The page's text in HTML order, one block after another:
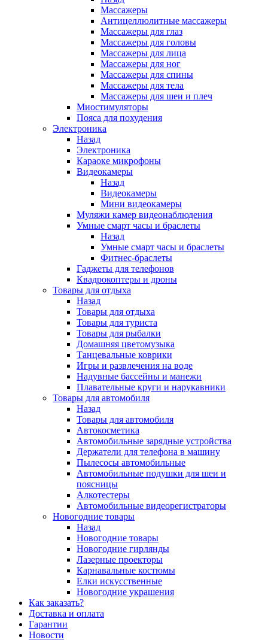
Массажеры
Антицеллюлитные массажеры
Массажеры для глаз
Массажеры для головы
Массажеры для лица
Массажеры для ног
Массажеры для спины
Массажеры для тела
Массажеры для шеи и плеч
Миостимуляторы
Пояса для похудения
Электроника
Назад
Электроника
Караоке микрофоны
Видеокамеры
Назад
Видеокамеры
Мини видеокамеры
Муляжи камер видеонаблюдения
Умные смарт часы и браслеты
Назад
Умные смарт часы и браслеты
Фитнес-браслеты
Гаджеты для телефонов
Квадрокоптеры и дроны
Товары для отдыха
Назад
Товары для отдыха
Товары для туриста
Товары для рыбалки
Домашняя цветомузыка
Танцевальные коврики
Игры и развлечения на воде
Надувные бассейны и манежи
Плавательные круги и нарукавники
Товары для автомобиля
Назад
Товары для автомобиля
Автокосметика
Автомобильные зарядные устройства
Держатели для телефона в машину
Пылесосы автомобильные
Автомобильные подушки для шеи и
поясницы
Алкотестеры
Автомобильные видеорегистраторы
Новогодние товары
Назад
Новогодние товары
Новогодние гирлянды
Лазерные проекторы
Карнавальные костюмы
Елки искусственные
Новогодние украшения
Как заказать?
Доставка и оплата
Гарантии
Новости